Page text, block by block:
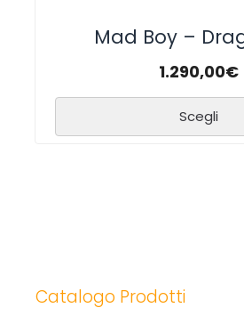
Mad Boy –
1.290,00€
Scegli
Catalogo Prodotti